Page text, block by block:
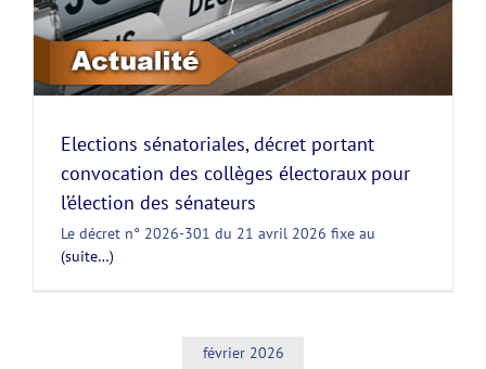
Elections sénatoriales, décret portant
convocation des collèges électoraux pour
l’élection des sénateurs
Le décret n° 2026-301 du 21 avril 2026 fixe au
(suite…)
février 2026